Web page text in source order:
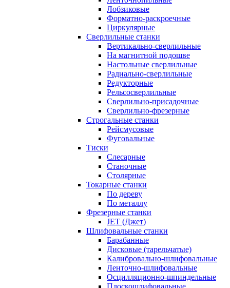
Лобзиковые
Форматно-раскроечные
Циркулярные
Сверлильные станки
Вертикально-сверлильные
На магнитной подошве
Настольные сверлильные
Радиально-сверлильные
Редукторные
Рельсосверлильные
Сверлильно-присадочные
Сверлильно-фрезерные
Строгальные станки
Рейсмусовые
Фуговальные
Тиски
Слесарные
Станочные
Столярные
Токарные станки
По дереву
По металлу
Фрезерные станки
JET (Джет)
Шлифовальные станки
Барабанные
Дисковые (тарельчатые)
Калибровально-шлифовальные
Ленточно-шлифовальные
Осцилляционно-шпиндельные
Плоскошлифовальные